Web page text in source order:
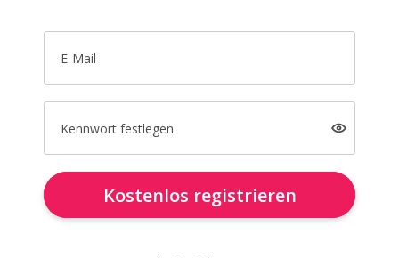
E-Mail
Kennwort festlegen
Kostenlos registrieren